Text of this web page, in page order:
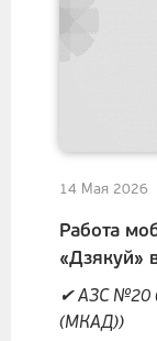
14 Мая 2026
Работа
«Дзякуй»
✔ АЗС №20
(МКАД))